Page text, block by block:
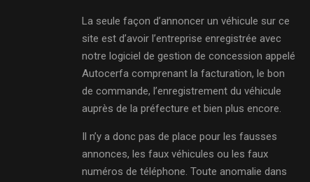
La seule façon d’annoncer un véhicule sur ce
site est d’avoir l’entreprise enregistrée avec
notre logiciel de gestion de concession appelé
Autocerfa comprenant la facturation, le bon
de commande, l’enregistrement du véhicule
auprès de la préfecture et bien plus encore.
Il n’y a donc pas de place pour les fausses
annonces, les faux véhicules ou les faux
numéros de téléphone. Toute anomalie dans